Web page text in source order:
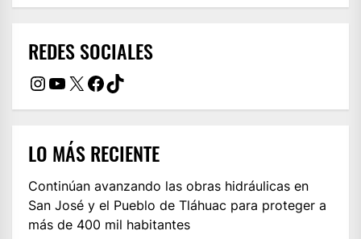
REDES SOCIALES
Instagram
YouTube
X Facebook
TikTok
LO MÁS RECIENTE
Continúan avanzando las obras hidráulicas en
San José y el Pueblo de Tláhuac para proteger a
más de 400 mil habitantes